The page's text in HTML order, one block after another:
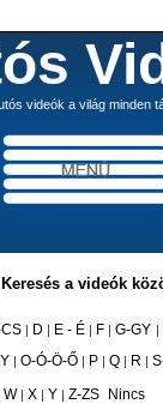
videók a világ minden
Keresés a videók
| D | E - É | F | G-GY |
| O-Ó-Ö-Ő | P | Q | R |
W | X | Y | Z-ZS Nincs